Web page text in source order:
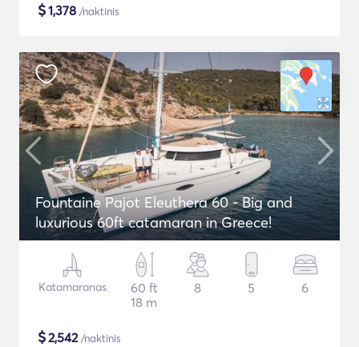
$1,378 /naktinis
Fountaine Pajot Eleuthera 60 - Big and
luxurious 60ft catamaran in Greece!
Katamaranas
60 ft
18 m
8 5 6
$2,542/naktinis